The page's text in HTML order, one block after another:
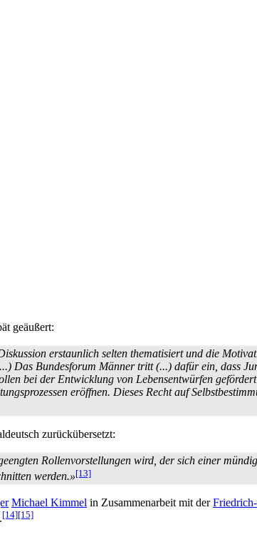
geäußert:
erstaunlich selten thematisiert und die
Das Bundesforum Männer tritt (...) dafür ein, dass
bei der Entwicklung von Lebens­entwürfen
eröffnen. Dieses Recht auf
zurückübersetzt:
Rollen­vor­stellungen wird, der sich einer
werden.»[13]
Michael Kimmel in Zusammenarbeit mit der
[14][15]